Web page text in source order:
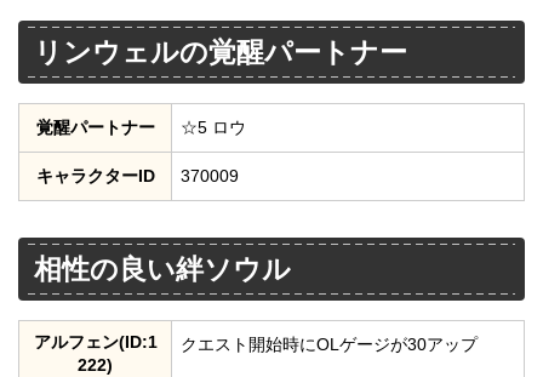
リンウェルの覚醒パートナー
覚醒パートナー ☆5 ロウ
キャラクターID 370009
相性の良い絆ソウル
アルフェン(ID:1
222)
クエスト開始時にOLゲージが30アップ